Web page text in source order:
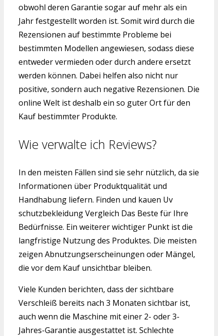
obwohl deren Garantie sogar auf mehr als ein
Jahr festgestellt worden ist. Somit wird durch die
Rezensionen auf bestimmte Probleme bei
bestimmten Modellen angewiesen, sodass diese
entweder vermieden oder durch andere ersetzt
werden können. Dabei helfen also nicht nur
positive, sondern auch negative Rezensionen. Die
online Welt ist deshalb ein so guter Ort für den
Kauf bestimmter Produkte.
Wie verwalte ich Reviews?
In den meisten Fällen sind sie sehr nützlich, da sie
Informationen über Produktqualität und
Handhabung liefern. Finden und kauen Uv
schutzbekleidung Vergleich Das Beste für Ihre
Bedürfnisse. Ein weiterer wichtiger Punkt ist die
langfristige Nutzung des Produktes. Die meisten
zeigen Abnutzungserscheinungen oder Mängel,
die vor dem Kauf unsichtbar bleiben.
Viele Kunden berichten, dass der sichtbare
Verschleiß bereits nach 3 Monaten sichtbar ist,
auch wenn die Maschine mit einer 2- oder 3-
Jahres-Garantie ausgestattet ist. Schlechte